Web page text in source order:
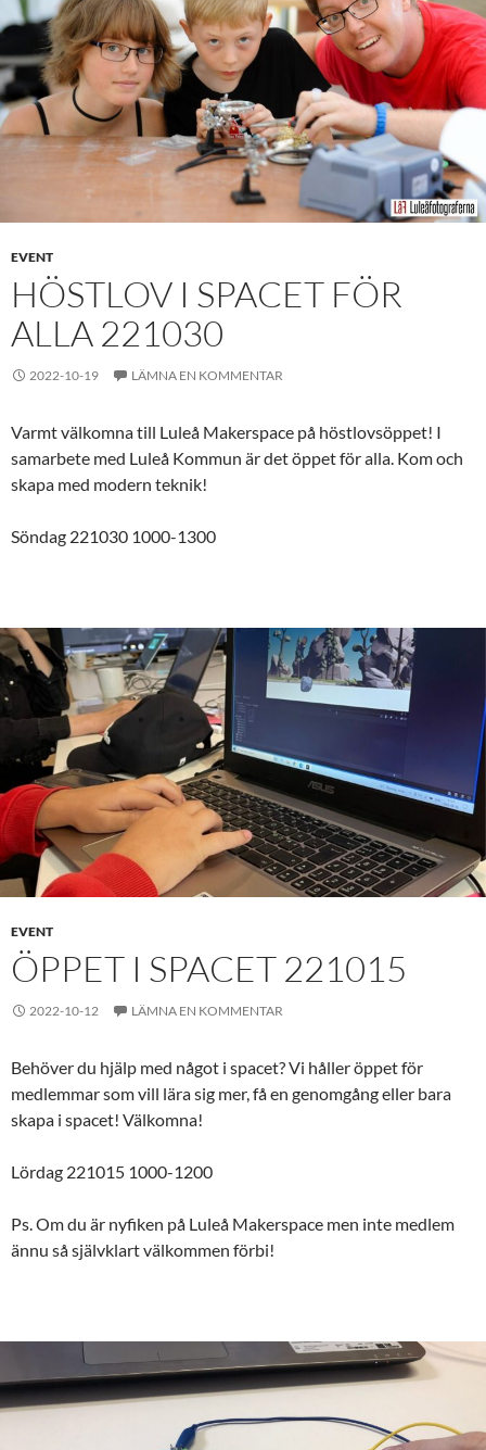
EVENT
HÖSTLOV I SPACET FÖR
ALLA 221030
2022-10-19 LÄMNA EN KOMMENTAR
Varmt välkomna till Luleå Makerspace på höstlovsöppet! I
samarbete med Luleå Kommun är det öppet för alla. Kom och
skapa med modern teknik!
Söndag 221030 1000-1300
EVENT
ÖPPET I SPACET 221015
2022-10-12 LÄMNA EN KOMMENTAR
Behöver du hjälp med något i spacet? Vi håller öppet för
medlemmar som vill lära sig mer, få en genomgång eller bara
skapa i spacet! Välkomna!
Lördag 221015 1000-1200
Ps. Om du är nyfiken på Luleå Makerspace men inte medlem
ännu så självklart välkommen förbi!